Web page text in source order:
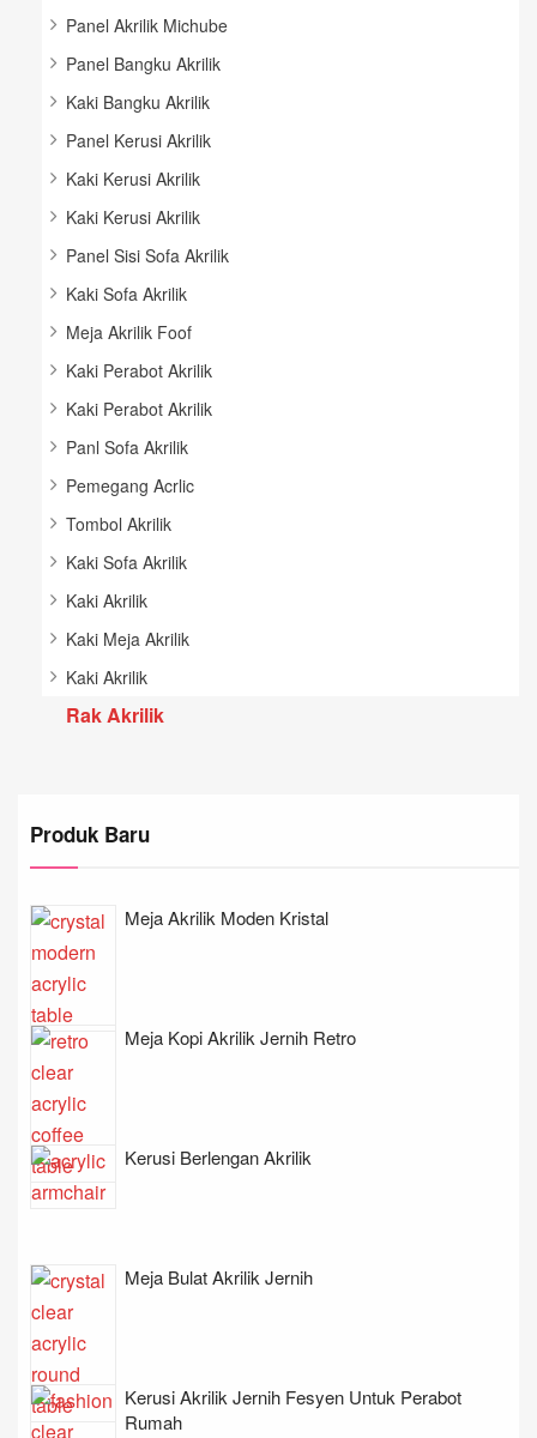
Panel Akrilik Michube
Panel Bangku Akrilik
Kaki Bangku Akrilik
Panel Kerusi Akrilik
Kaki Kerusi Akrilik
Kaki Kerusi Akrilik
Panel Sisi Sofa Akrilik
Kaki Sofa Akrilik
Meja Akrilik Foof
Kaki Perabot Akrilik
Kaki Perabot Akrilik
Panl Sofa Akrilik
Pemegang Acrlic
Tombol Akrilik
Kaki Sofa Akrilik
Kaki Akrilik
Kaki Meja Akrilik
Kaki Akrilik
Rak Akrilik
Produk Baru
Meja Akrilik Moden Kristal
Meja Kopi Akrilik Jernih Retro
Kerusi Berlengan Akrilik
Meja Bulat Akrilik Jernih
Kerusi Akrilik Jernih Fesyen Untuk Perabot
Rumah